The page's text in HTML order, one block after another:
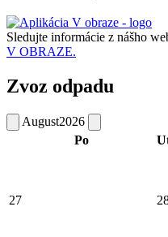
Sledujte informácie z nášho
V OBRAZE.
Zvoz odpadu
August2026
Po
27